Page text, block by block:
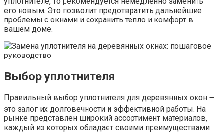
его новым. Это позволит предотвратить дальнейшие
проблемы с окнами и сохранить тепло и комфорт в
вашем доме.
Выбор уплотнителя
Правильный выбор уплотнителя для деревянных окон ౼
это залог их долговечности и эффективной работы. На
рынке представлен широкий ассортимент материалов,
каждый из которых обладает своими преимуществами